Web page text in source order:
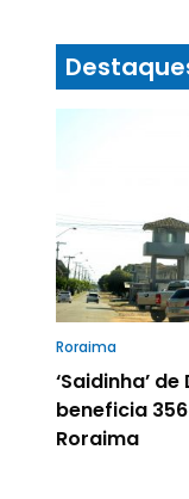
Roraima
‘Saidinha’
beneficia
Roraima